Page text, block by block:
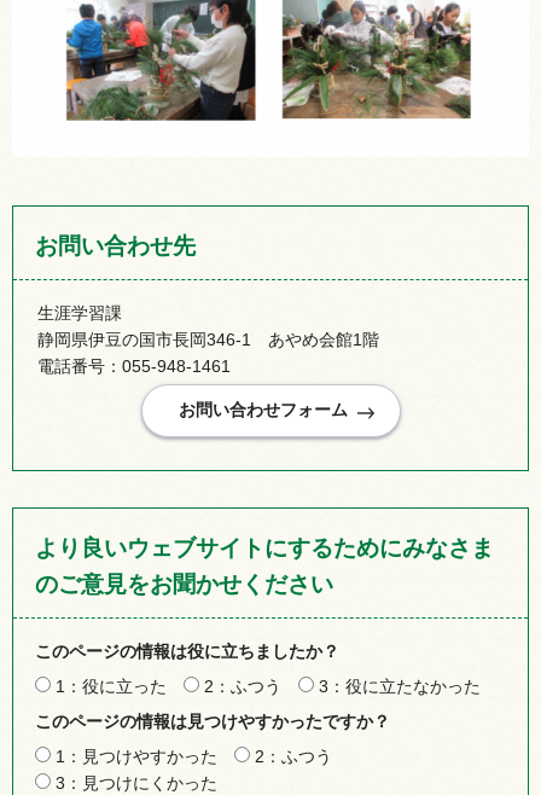
お問い合わせ先
生涯学習課
静岡県伊豆の国市長岡346-1 あやめ会館1階
電話番号：055-948-1461
より良いウェブサイトにするためにみなさま
のご意見をお聞かせください
このページの情報は役に立ちましたか？
1：役に立った
2：ふつう
3：役に立たなかった
このページの情報は見つけやすかったですか？
1：見つけやすかった
2：ふつう
3：見つけにくかった